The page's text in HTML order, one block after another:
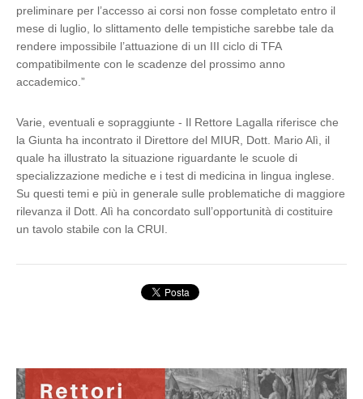
preliminare per l’accesso ai corsi non fosse completato entro il
mese di luglio, lo slittamento delle tempistiche sarebbe tale da
rendere impossibile l’attuazione di un III ciclo di TFA
compatibilmente con le scadenze del prossimo anno
accademico.”
Varie, eventuali e sopraggiunte - Il Rettore Lagalla riferisce che
la Giunta ha incontrato il Direttore del MIUR, Dott. Mario Alì, il
quale ha illustrato la situazione riguardante le scuole di
specializzazione mediche e i test di medicina in lingua inglese.
Su questi temi e più in generale sulle problematiche di maggiore
rilevanza il Dott. Alì ha concordato sull’opportunità di costituire
un tavolo stabile con la CRUI.